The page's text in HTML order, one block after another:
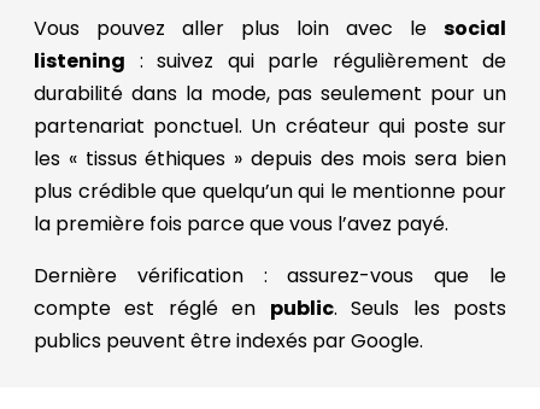
Vous pouvez aller plus loin avec le social
listening : suivez qui parle régulièrement de
durabilité dans la mode, pas seulement pour un
partenariat ponctuel. Un créateur qui poste sur
les « tissus éthiques » depuis des mois sera bien
plus crédible que quelqu’un qui le mentionne pour
la première fois parce que vous l’avez payé.
Dernière vérification : assurez-vous que le
compte est réglé en public. Seuls les posts
publics peuvent être indexés par Google.